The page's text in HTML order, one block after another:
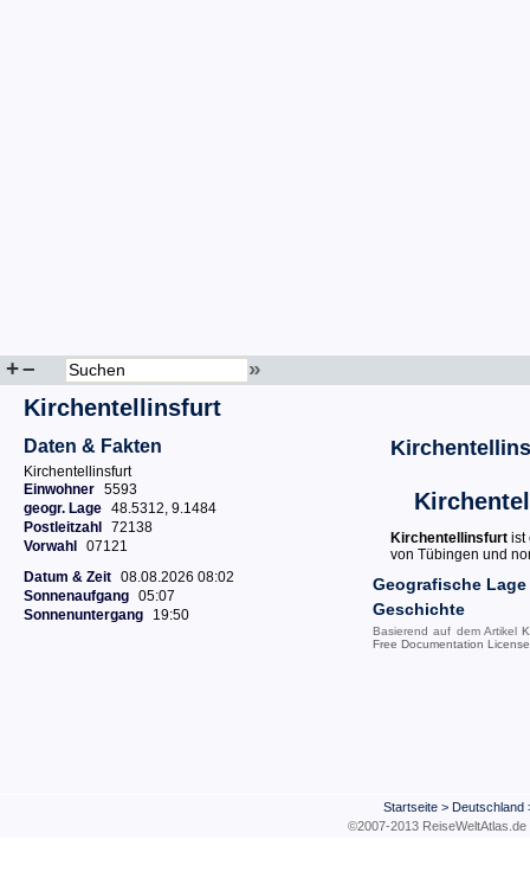
+– »
Kirchentellinsfurt
Daten & Fakten
Kirchentellinsfurt
Einwohner 5593
geogr. Lage 48.5312, 9.1484
Postleitzahl
72138
Vorwahl
07121
Datum & Zeit 08.08.2026 08:02
Sonnenaufgang 05:07
Sonnenuntergang
19:50
Kirchentellinsfurt ist
von Tübingen und
Geografische Lage
Geschichte
Basierend auf dem Artikel
Free Documentation License
Startseite> Deutschland
©2007-2013